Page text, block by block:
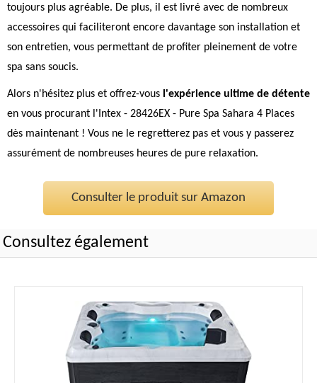
toujours plus agréable. De plus, il est livré avec de nombreux
accessoires qui faciliteront encore davantage son installation et
son entretien, vous permettant de profiter pleinement de votre
spa sans soucis.
Alors n'hésitez plus et offrez-vous l'expérience ultime de détente
en vous procurant l'Intex - 28426EX - Pure Spa Sahara 4 Places
dès maintenant ! Vous ne le regretterez pas et vous y passerez
assurément de nombreuses heures de pure relaxation.
Consulter le produit sur Amazon
Consultez également